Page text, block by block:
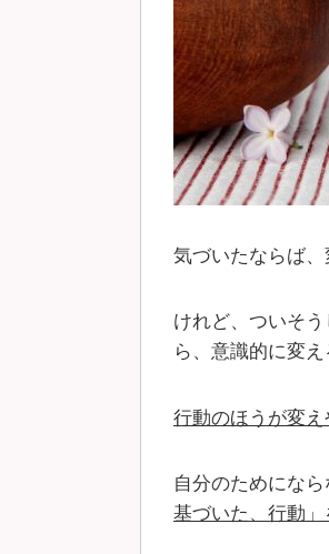
気づいたならば、
けれど、ついそ
ら、意識的に変
行動のほうが変え
自分のためにな
基づいた、行動」